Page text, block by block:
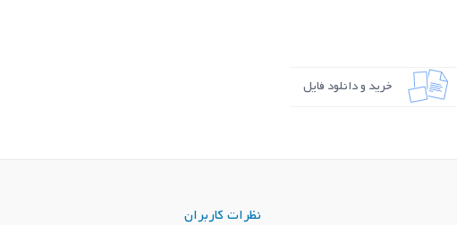
خرید و دانلود فایل
نظرات کاربران